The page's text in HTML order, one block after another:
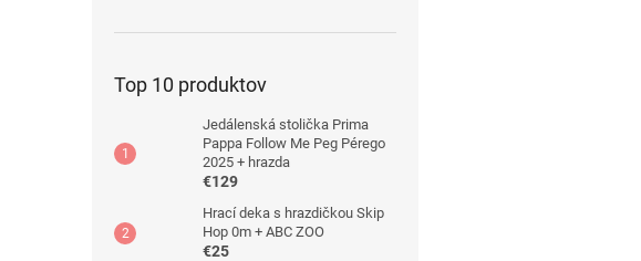
Top 10 produktov
Jedálenská stolička Prima
Pappa Follow Me Peg Pérego
2025 + hrazda
€129
Hrací deka s hrazdičkou Skip
Hop 0m + ABC ZOO
€25